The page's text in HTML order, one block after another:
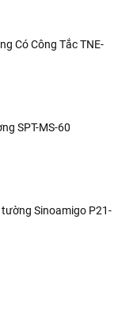
Có Công Tắc TNE-
SPT-MS-60
tường Sinoamigo P21-